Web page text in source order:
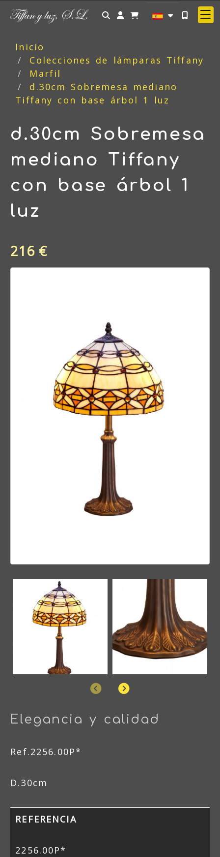
Identifícate
Inicio
Colecciones de lámparas Tiffany
Marfil
d.30cm Sobremesa mediano
Tiffany con base árbol 1 luz
d.30cm Sobremesa
mediano Tiffany
con base árbol 1
luz
216 €
AnteriorSiguiente
Elegancia y calidad
Ref.2256.00P*
D.30cm
REFERENCIA
2256.00P*